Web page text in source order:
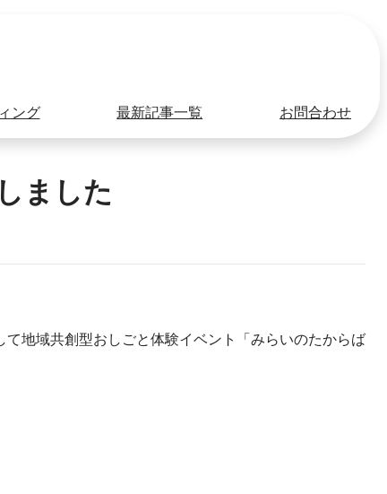
ング 最新記事一覧 お問合わせ
ました
地域共創型おしごと体験イベント「みらいのたからば